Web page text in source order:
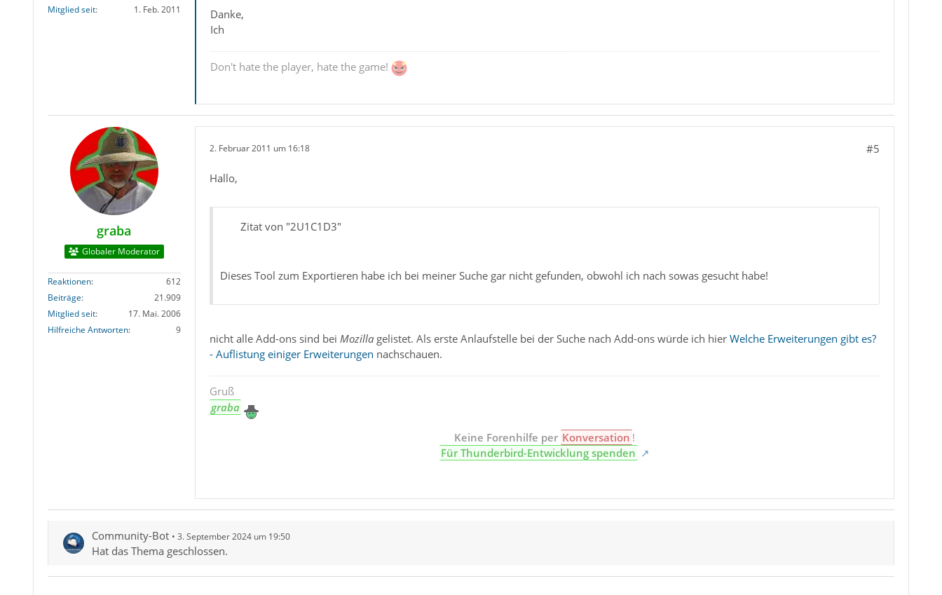
Mitglied seit
1. Feb. 2011
Danke,
Ich
Don't hate the player, hate the game!
graba
Globaler Moderator
Reaktionen
612
Beiträge
21.909
Mitglied seit
17. Mai. 2006
Hilfreiche Antworten
9
2. Februar 2011 um 16:18 #5
Hallo,
Zitat von "2U1C1D3"
Dieses Tool zum Exportieren habe ich bei meiner Suche gar nicht gefunden, obwohl ich nach sowas gesucht habe!
nicht alle Add-ons sind bei Mozillagelistet. Als erste Anlaufstelle bei der Suche nach Add-ons würde ich hier Welche Erweiterungen gibt es?
- Auflistung einiger Erweiterungen nachschauen.
Gruß
graba
Keine Forenhilfe per Konversation !
Für Thunderbird-Entwicklung spenden
Community-Bot 3. September 2024 um 19:50
Hat das Thema geschlossen.